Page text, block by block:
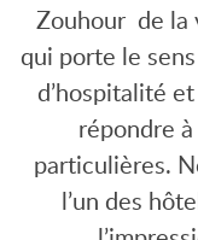
Zouhour de la
qui porte le
d’hospitalité
répondre
particulières.
l’un des